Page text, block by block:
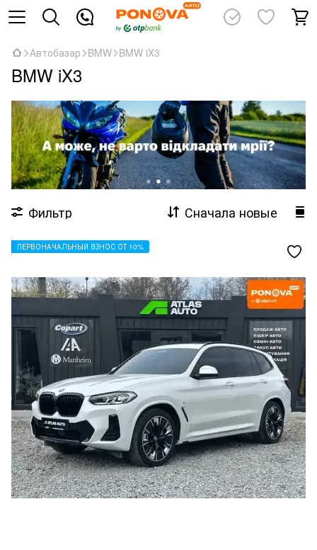
Автобазар BMW BMW iX3
BMW iX3
Фильтр Сначала новые
ПЕРВОНАЧАЛЬНЫЙ ВЗНОС ОТ 10%